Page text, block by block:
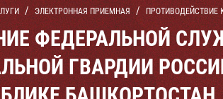
ЭЛЕКТРОННАЯ ПРИЕМНАЯ ПРОТИВОДЕЙСТВИЕ
ФЕДЕРАЛЬНОЙ
ГВАРДИИ